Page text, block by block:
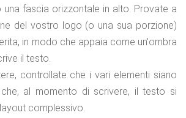
fascia orizzontale in alto. Provate a
del vostro logo (o una sua porzione)
in modo che appaia come un'ombra
il testo.
controllate che i vari elementi siano
al momento di scrivere, il testo si
complessivo.